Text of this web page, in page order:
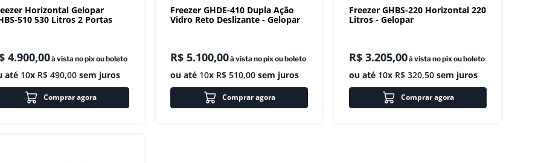
Horizontal Gelopar
510 530 Litros 2 Portas
4.900,00à vista no pix ou boleto
até 10x R$ 490,00 sem juros
Comprar agora
Freezer GHDE-410 Dupla Ação
Vidro Reto Deslizante - Gelopar
R$ 5.100,00à vista no pix ou boleto
ou até 10x R$ 510,00 sem juros
Comprar agora
Freezer GHBS-220 Horizontal 220
Litros - Gelopar
R$ 3.205,00à vista no pix ou boleto
ou até 10x R$ 320,50 sem juros
Comprar agora